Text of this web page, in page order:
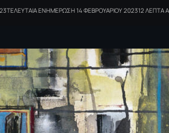
ΤΕΛΕΥΤΑΙΑ ΕΝΗΜΕΡΩΣΗ 14 ΦΕΒΡΟΥΑΡΙΟΥ 202312 ΛΕΠΤΑ